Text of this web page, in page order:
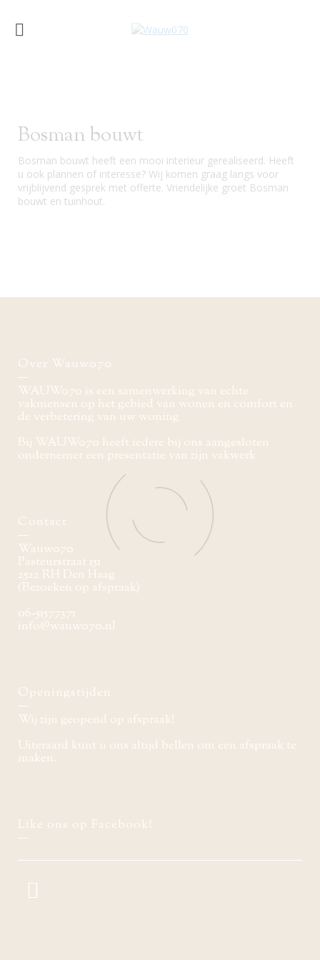
Bosman bouwt
Bosman bouwt heeft een mooi interieur gerealiseerd. Heeft
u ook plannen of interesse? Wij komen graag langs voor
vrijblijvend gesprek met offerte. Vriendelijke groet Bosman
bouwt en tuinhout.
Over Wauw070
WAUW070 is een samenwerking van echte
vakmensen op het gebied van wonen en comfort en
de verbetering van uw woning
Bij WAUW070 heeft iedere bij ons aangesloten
ondernemer een presentatie van zijn vakwerk
Contact
Wauw070
Pasteurstraat 151
2522 RH Den Haag
(Bezoeken op afspraak)
06-51577371
info@wauw070.nl
Openingstijden
Wij zijn geopend op afspraak!
Uiteraard kunt u ons altijd bellen om een afspraak te
maken.
Like ons op Facebook!